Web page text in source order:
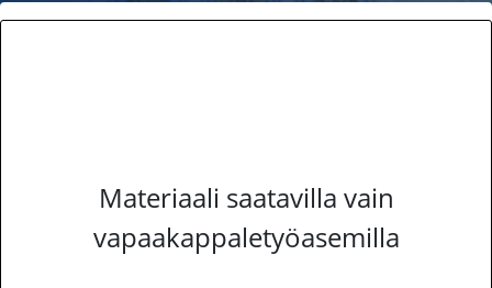
Materiaali saatavilla vain
vapaakappaletyöasemilla